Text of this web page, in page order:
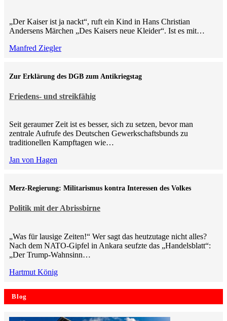
„Der Kaiser ist ja nackt“, ruft ein Kind in Hans Christian
Andersens Märchen „Des Kaisers neue Kleider“. Ist es mit…
Manfred Ziegler
Friedens- und streikfähig
Zur Erklärung des DGB zum Antikriegstag
Seit geraumer Zeit ist es besser, sich zu setzen, bevor man
zentrale Aufrufe des Deutschen Gewerkschaftsbunds zu
traditionellen Kampftagen wie…
Jan von Hagen
Politik mit der Abrissbirne
Merz-Regierung: Militarismus kontra Inte­ressen des Volkes
„Was für lausige Zeiten!“ Wer sagt das heutzutage nicht alles?
Nach dem NATO-Gipfel in Ankara seufzte das „Handelsblatt“:
„Der Trump-Wahnsinn…
Hartmut König
Blog